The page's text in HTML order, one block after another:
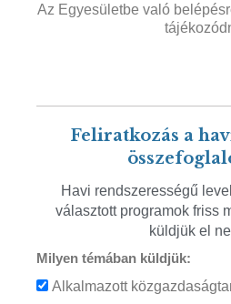
Az Egyesületbe való
Feliratkozás a
Havi rendszerességű
választott programok friss
küldjük el
Milyen témában küldjük:
Alkalmazott